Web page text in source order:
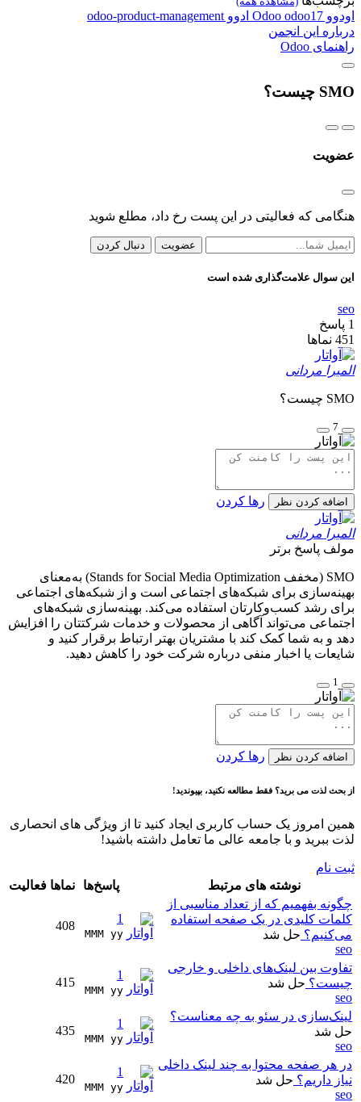
اودوو Odoo odoo17 ادوو odoo-product-management
درباره این انجمن
راهنمای Odoo
SMO چیست؟
عضویت
هنگامی که فعالیتی در این پست رخ داد، مطلع شوید
عضویت دنبال کردن
این سوال علامت‌گذاری شده است
seo
1 پاسخ
451 نماها
المیرا مردانی
SMO چیست؟
7
اضافه کردن نظر رها کردن
المیرا مردانی
مولف پاسخ برتر
SMO (مخفف Stands for Social Media Optimization) به‌معنای
بهینه‌سازی برای شبکه‌های اجتماعی است و از شبکه‌های اجتماعی
برای رشد کسب‌وکارتان استفاده می‌کند. بهینه‌سازی شبکه‌های
اجتماعی می‌تواند آگاهی از محصولات و خدمات شرکتتان را افزایش
دهد و به شما کمک کند با مشتریان بهتر ارتباط برقرار کنید و
شایعات یا اخبار منفی درباره شرکت خود را کاهش دهید.
1
اضافه کردن نظر رها کردن
از بحث لذت می برید؟ فقط مطالعه نکنید، بپیوندید!
همین امروز یک حساب کاربری ایجاد کنید تا از ویژگی های انحصاری
لذت ببرید و با جامعه عالی ما تعامل داشته باشید!
ثبت نام
نوشته های مرتبط
پاسخ‌ها نماها فعالیت
چگونه بفهمیم که از تعداد مناسبی از
کلمات کلیدی در یک صفحه استفاده
می‌کنیم؟ حل شد
seo
1
MMM yy
408
تفاوت بین لینک‌های داخلی و خارجی
چیست؟ حل شد
seo
1
MMM yy
415
لینک‌سازی در سئو به چه معناست؟
حل شد
seo
1
MMM yy
435
در هر صفحه محتوا به چند لینک داخلی
نیاز داریم؟ حل شد
seo
1
MMM yy
420